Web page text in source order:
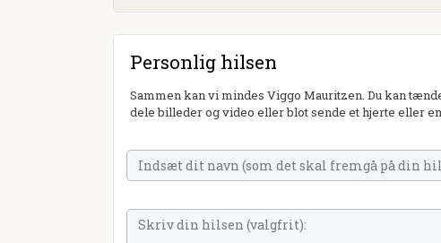
Personlig hilsen
Sammen kan vi mindes Viggo Mauritzen. Du kan
dele billeder og video eller blot sende et hjerte eller